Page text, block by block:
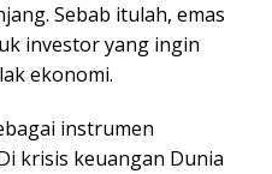
Sebab itulah, emas
investor yang ingin
ekonomi.
instrumen
krisis keuangan Dunia